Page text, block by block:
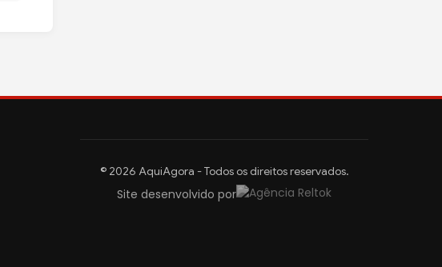
© 2026 AquiAgora - Todos os direitos reservados.
Site desenvolvido por